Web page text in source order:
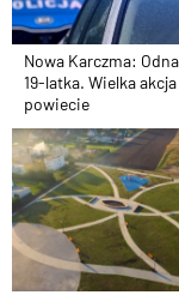
Nowa Karczma:
19-latka. Wielka
powiecie